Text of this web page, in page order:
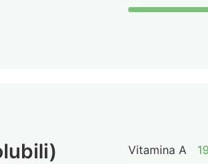
Vitamina A